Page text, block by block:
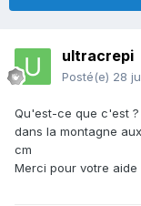
ultracrepi
Posté(e) 28
Qu'est-ce que c'est
dans la montagne
cm
Merci pour votre aide